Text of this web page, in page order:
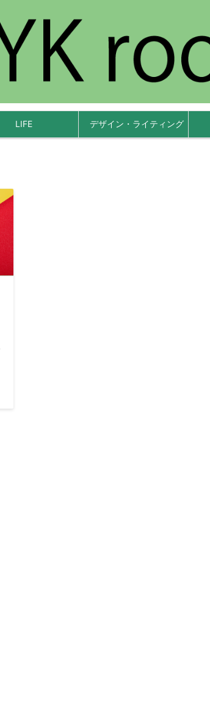
LIFE デザイン・ライティング